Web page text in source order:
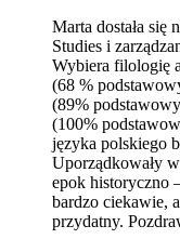
Marta dostała się
Studies i
Wybiera filologię
(68 %
(89%
(100%
języka polskiego
Uporządkowały
epok historyczno
bardzo ciekawie,
przydatny.